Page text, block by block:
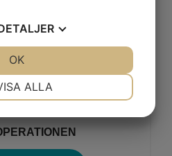
STATISTIK
ALLA
OK